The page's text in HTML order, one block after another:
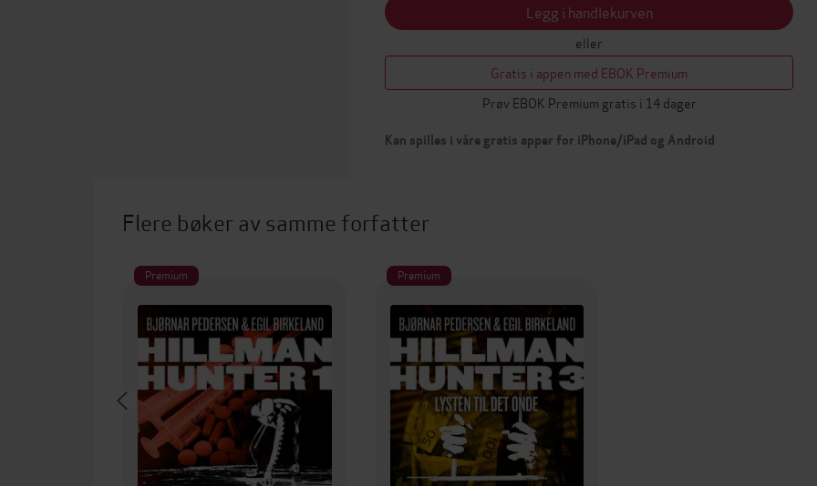
Legg i handlekurven
eller
Gratis i appen med EBOK Premium
Prøv EBOK Premium gratis i 14 dager
Kan spilles i våre gratis apper for iPhone/iPad og Android
Flere bøker av samme forfatter
Premium Premium